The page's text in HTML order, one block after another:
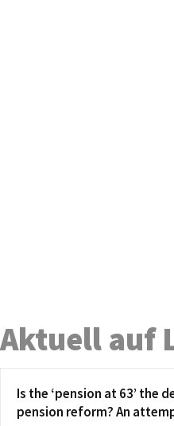
Aktuell auf
Is the ‘pension at 63’ the
pension reform? An